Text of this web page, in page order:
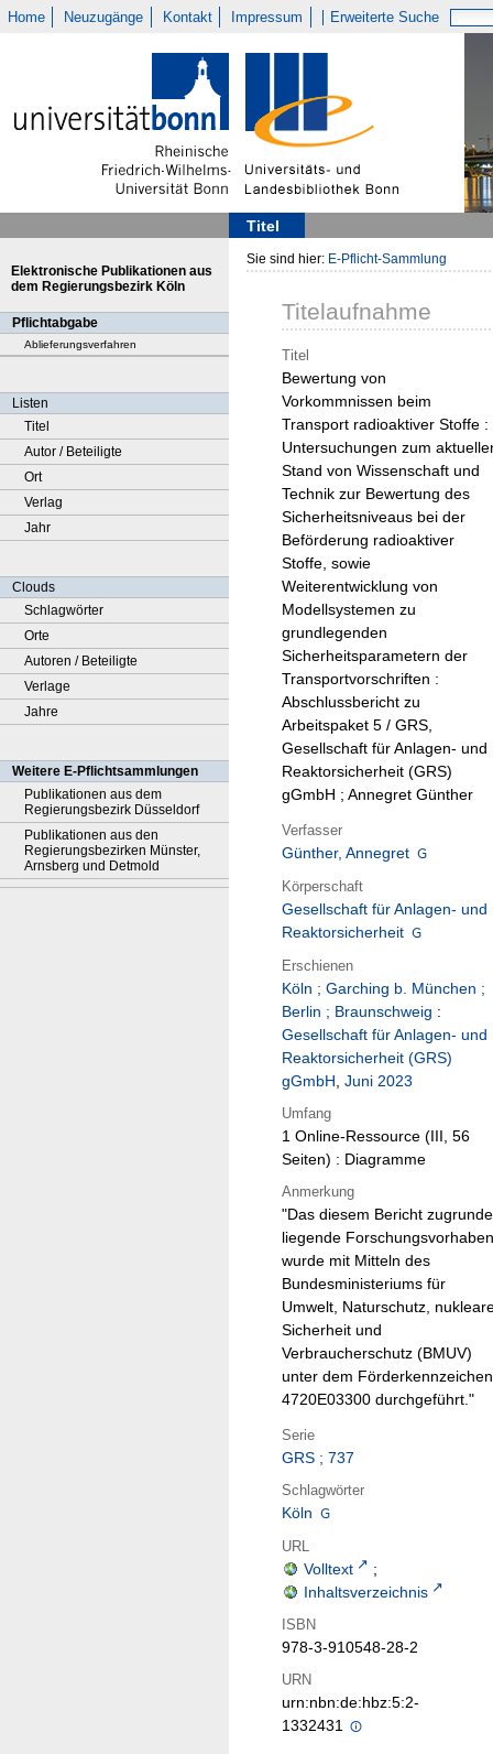
Home Neuzugänge Kontakt Impressum Erweiterte Suche
Titel
Elektronische Publikationen aus
dem Regierungsbezirk Köln
Pflichtabgabe
Ablieferungsverfahren
Listen
Titel
Autor / Beteiligte
Ort
Verlag
Jahr
Clouds
Schlagwörter
Orte
Autoren / Beteiligte
Verlage
Jahre
Weitere E-Pflichtsammlungen
Publikationen aus dem
Regierungsbezirk Düsseldorf
Publikationen aus den
Regierungsbezirken Münster,
Arnsberg und Detmold
Sie sind hier: E-Pflicht-Sammlung
Titelaufnahme
Titel
Bewertung von
Vorkommnissen beim
Transport radioaktiver Stoffe :
Untersuchungen zum
Stand von Wissenschaft und
Technik zur Bewertung des
Sicherheitsniveaus bei der
Beförderung radioaktiver
Stoffe, sowie
Weiterentwicklung von
Modellsystemen zu
grundlegenden
Sicherheitsparametern der
Transportvorschriften :
Abschlussbericht zu
Arbeitspaket 5 / GRS,
Gesellschaft für Anlagen- und
Reaktorsicherheit (GRS)
gGmbH ; Annegret Günther
Verfasser
Günther, Annegret
Körperschaft
Gesellschaft für Anlagen- und
Reaktorsicherheit
Erschienen
Köln ; Garching b. München ;
Berlin ; Braunschweig :
Gesellschaft für Anlagen- und
Reaktorsicherheit (GRS)
gGmbH, Juni 2023
Umfang
1 Online-Ressource (III, 56
Seiten) : Diagramme
Anmerkung
"Das diesem Bericht zugrunde
liegende Forschungsvorhaben
wurde mit Mitteln des
Bundesministeriums für
Umwelt, Naturschutz,
Sicherheit und
Verbraucherschutz (BMUV)
unter dem Förderkennzeichen
4720E03300 durchgeführt."
Serie
GRS ; 737
Schlagwörter
Köln
URL
Volltext
;
Inhaltsverzeichnis
ISBN
978-3-910548-28-2
URN
urn:nbn:de:hbz:5:2-
1332431